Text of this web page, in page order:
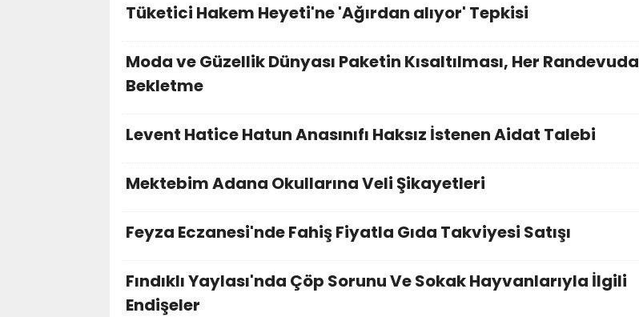
Tüketici Hakem Heyeti'ne 'Ağırdan alıyor' Tepkisi
Moda ve Güzellik Dünyası Paketin Kısaltılması, Her Randevuda
Bekletme
Levent Hatice Hatun Anasınıfı Haksız İstenen Aidat Talebi
Mektebim Adana Okullarına Veli Şikayetleri
Feyza Eczanesi'nde Fahiş Fiyatla Gıda Takviyesi Satışı
Fındıklı Yaylası'nda Çöp Sorunu Ve Sokak Hayvanlarıyla İlgili
Endişeler